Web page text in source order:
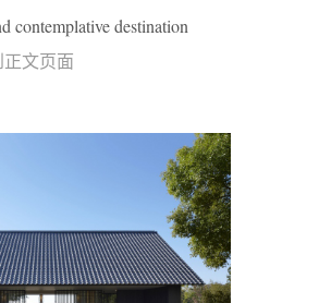
contemplative destination
文页面